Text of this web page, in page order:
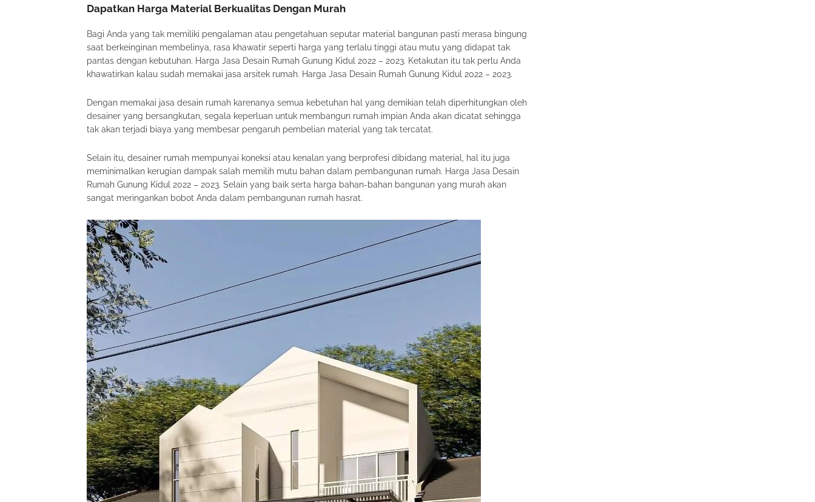
Dapatkan Harga Material Berkualitas Dengan Murah
Bagi Anda yang tak memiliki pengalaman atau pengetahuan seputar material bangunan pasti merasa bingung
saat berkeinginan membelinya, rasa khawatir seperti harga yang terlalu tinggi atau mutu yang didapat tak
pantas dengan kebutuhan. Harga Jasa Desain Rumah Gunung Kidul 2022 – 2023. Ketakutan itu tak perlu Anda
khawatirkan kalau sudah memakai jasa arsitek rumah. Harga Jasa Desain Rumah Gunung Kidul 2022 – 2023.
Dengan memakai jasa desain rumah karenanya semua kebetuhan hal yang demikian telah diperhitungkan oleh
desainer yang bersangkutan, segala keperluan untuk membangun rumah impian Anda akan dicatat sehingga
tak akan terjadi biaya yang membesar pengaruh pembelian material yang tak tercatat.
Selain itu, desainer rumah mempunyai koneksi atau kenalan yang berprofesi dibidang material, hal itu juga
meminimalkan kerugian dampak salah memilih mutu bahan dalam pembangunan rumah. Harga Jasa Desain
Rumah Gunung Kidul 2022 – 2023. Selain yang baik serta harga bahan-bahan bangunan yang murah akan
sangat meringankan bobot Anda dalam pembangunan rumah hasrat.